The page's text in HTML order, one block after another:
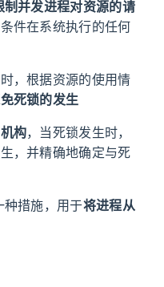
制并发进程对资源的请
件在系统执行的任何
，根据资源的使用情
死锁的发生
构，当死锁发生时，
，并精确地确定与死
措施，用于将进程从